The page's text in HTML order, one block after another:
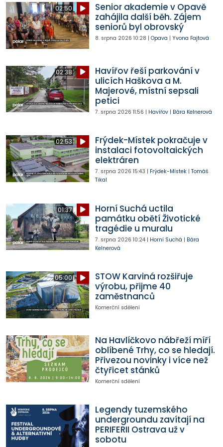
02:50
Senior akademie v Opavě
zahájila další běh. Zájem
seniorů byl obrovský
8. srpna 2026 10:28 | Opava | Yvona Fajtová
02:38
Havířov řeší parkování v
ulicích Haškova a M.
Majerové, místní sepsali
petici
7. srpna 2026 11:56 | Havířov| Bára Kelnerová
02:53
Frýdek-Místek pokračuje v
instalaci fotovoltaických
elektráren
7. srpna 2026 15:43 | Frýdek-Místek| Tomáš
Tikal
01:37
Horní Suchá uctila
památku obětí Životické
tragédie u muralu
7. srpna 2026 10:24| Horní Suchá | Bára
Kelnerová
05:00
STOW Karviná rozšiřuje
výrobu, přijme 40
zaměstnanců
Komerční sdělení
Na Havlíčkovo nábřeží míří
oblíbené Trhy, co se hledají.
Přivezou novinky i více než
čtyřicet stánků
Komerční sdělení
Legendy tuzemského
undergroundu zavítají na
PERIFERII Ostrava už v
sobotu